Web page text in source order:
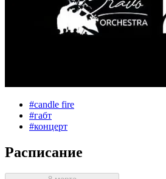
#candle fire
#габт
#концерт
Расписание